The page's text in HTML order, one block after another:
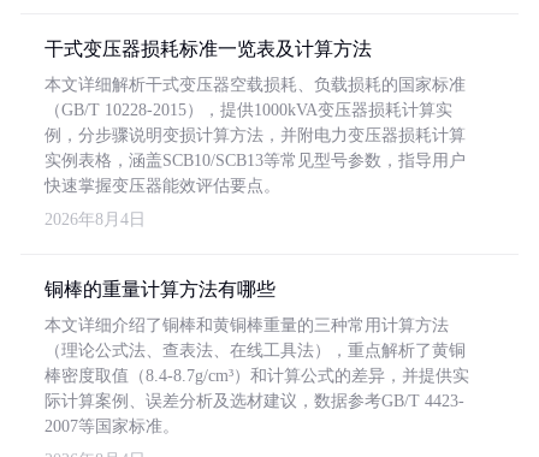
干式变压器损耗标准一览表及计算方法
本文详细解析干式变压器空载损耗、负载损耗的国家标准
（GB/T 10228-2015），提供1000kVA变压器损耗计算实
例，分步骤说明变损计算方法，并附电力变压器损耗计算
实例表格，涵盖SCB10/SCB13等常见型号参数，指导用户
快速掌握变压器能效评估要点。
2026年8月4日
铜棒的重量计算方法有哪些
本文详细介绍了铜棒和黄铜棒重量的三种常用计算方法
（理论公式法、查表法、在线工具法），重点解析了黄铜
棒密度取值（8.4-8.7g/cm³）和计算公式的差异，并提供实
际计算案例、误差分析及选材建议，数据参考GB/T 4423-
2007等国家标准。